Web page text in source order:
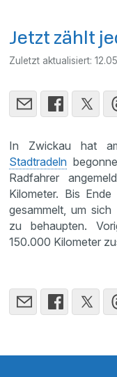
Jetzt zählt
Zuletzt aktualisiert:
In Zwickau hat
Stadtradeln
Radfahrer
Kilometer. Bis
gesammelt, um
zu behaupten.
150.000 Kilometer